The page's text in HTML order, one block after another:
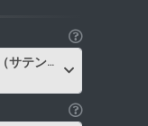
テン）